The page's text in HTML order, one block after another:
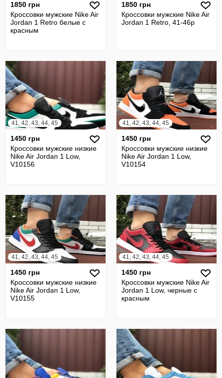
1850 грн
Кроссовки мужские Nike Air
Jordan 1 Retro белые с
красным
1850 грн
Кроссовки мужские Nike Air
Jordan 1 Retro, 41-46р
41, 42, 43, 44, 45
1450 грн
Кроссовки мужские низкие
Nike Air Jordan 1 Low,
V10156
41, 42, 43, 44, 45
1450 грн
Кроссовки мужские низкие
Nike Air Jordan 1 Low,
V10154
41, 42, 43, 44, 45
1450 грн
Кроссовки мужские низкие
Nike Air Jordan 1 Low,
V10155
41, 42, 43, 44, 45
1450 грн
Кроссовки мужские Nike Air
Jordan 1 Low, черные с
красным